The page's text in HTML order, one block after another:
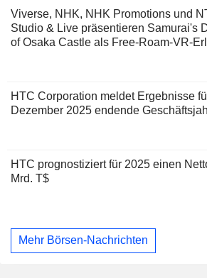
Viverse, NHK, NHK Promotions und
Studio & Live präsentieren Samurai's
of Osaka Castle als Free-Roam-VR-
HTC Corporation meldet Ergebnisse
Dezember 2025 endende
HTC prognostiziert für 2025 einen
Mrd. T$
Mehr Börsen-Nachrichten